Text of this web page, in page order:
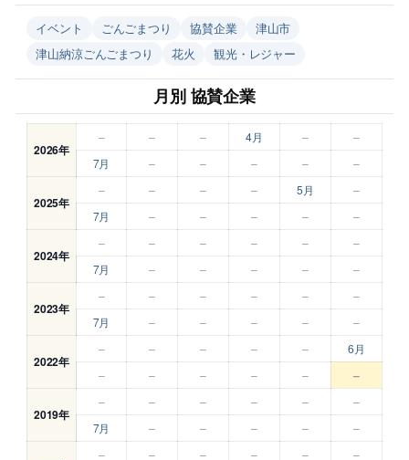
イベント ごんごまつり 協賛企業
津山市
津山納涼ごんごまつり
花火 観光・レジャー
月別 協賛企業
2026年
– – – 4月 –
–
7月
– – – – –
2025年
– – – – 5月
–
7月
– – – – –
2024年
– – – – –
–
7月
– – – – –
2023年
– – – – –
–
7月
– – – – –
2022年
– – – – –
6月
–
– – – – –
2019年
– – – – –
–
7月
– – – – –
– – – – –
–